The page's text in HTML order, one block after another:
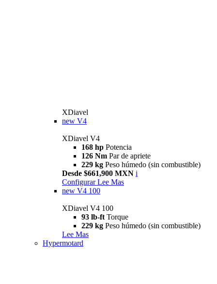
XDiavel
new V4
XDiavel V4
168 hp Potencia
126 Nm Par de apriete
229 kg Peso húmedo (sin combustible)
Desde $661,900 MXN i
Configurar Lee Mas
new V4 100
XDiavel V4 100
93 lb-ft Torque
229 kg Peso húmedo (sin combustible)
Lee Mas
Hypermotard